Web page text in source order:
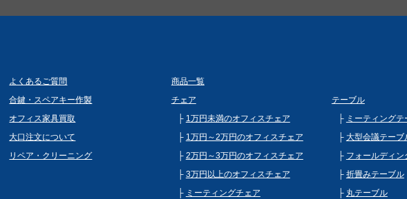
よくあるご質問
合鍵・スペアキー作製
オフィス家具買取
大口注文について
リペア・クリーニング
商品一覧
チェア
1万円未満のオフィスチェア
1万円～2万円のオフィスチェア
2万円～3万円のオフィスチェア
3万円以上のオフィスチェア
ミーティングチェア
テーブル
ミーティングテ
大型会議テーブ
フォールディン
折畳みテーブル
丸テーブル